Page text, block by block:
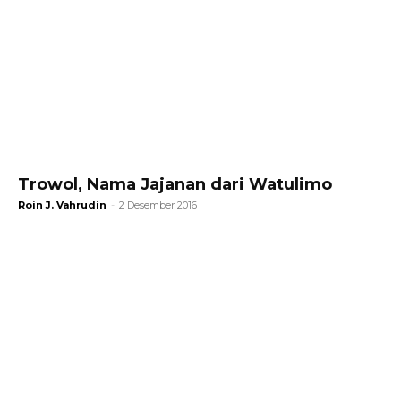
Trowol, Nama Jajanan dari Watulimo
Roin J. Vahrudin - 2 Desember 2016